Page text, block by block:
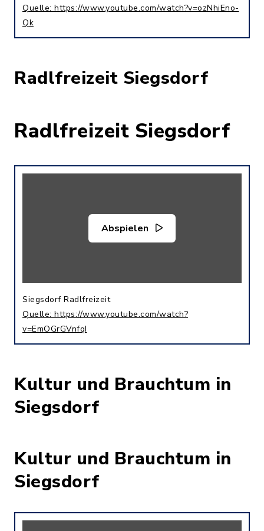
Quelle: https://www.youtube.com/watch?v=ozNhiEno-
Qk
Radlfreizeit Siegsdorf
Radlfreizeit Siegsdorf
Abspielen
Siegsdorf Radlfreizeit
Quelle: https://www.youtube.com/watch?
v=EmOGrGVnfqI
Kultur und Brauchtum in
Siegsdorf
Kultur und Brauchtum in
Siegsdorf